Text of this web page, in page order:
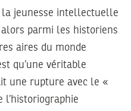
la jeunesse intellectuelle
alors parmi les historiens
aires du monde
qu’une véritable
une rupture avec le «
l’historiographie